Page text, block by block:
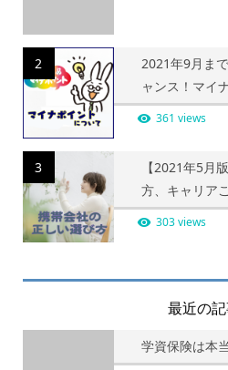
2
2021年9月ま
ャンス！マイ
361 views
3
【2021年5月
方、キャリア
303 views
最近の
学資保険は本